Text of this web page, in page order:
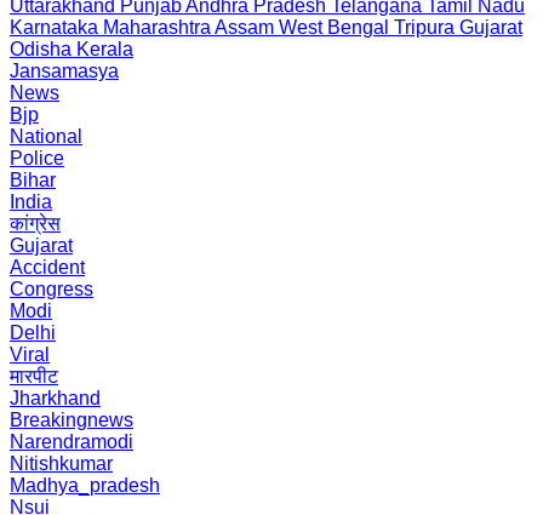
Uttarakhand PunjabAndhra Pradesh Telangana Tamil Nadu
Karnataka Maharashtra Assam West Bengal Tripura Gujarat
Odisha Kerala
Jansamasya
News
Bjp
National
Police
Bihar
India
कांग्रेस
Gujarat
Accident
Congress
Modi
Delhi
Viral
मारपीट
Jharkhand
Breakingnews
Narendramodi
Nitishkumar
Madhya_pradesh
Nsui